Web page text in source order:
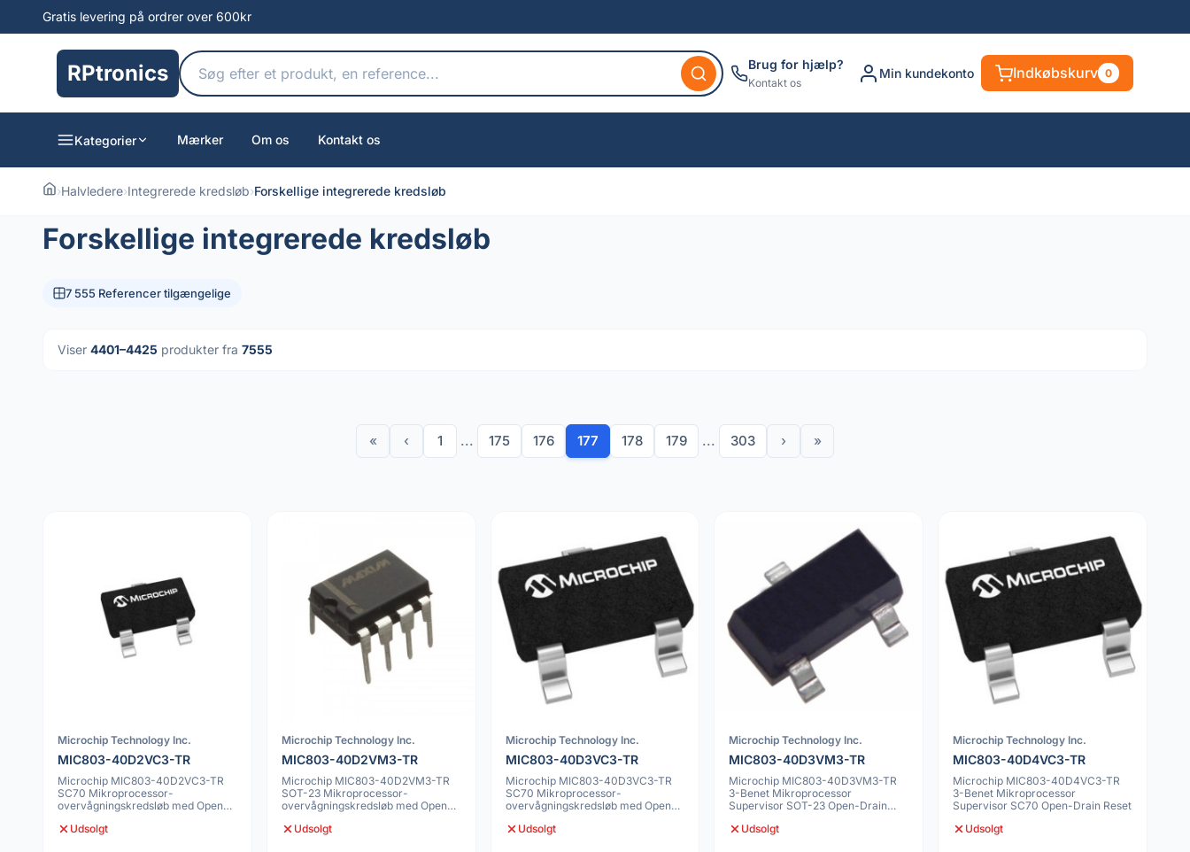
Gratis levering på ordrer over 600kr
RPtronics Brug for hjælp?
Kontakt os
Min kundekonto Indkøbskurv 0
Kategorier Mærker Om os Kontakt os
›Halvledere›Integrerede kredsløb›Forskellige integrerede kredsløb
Forskellige integrerede kredsløb
7 555 Referencer tilgængelige
Viser 4401–4425 produkter fra 7555
« ‹ 1 ... 175 176 177 178 179 ... 303 › »
Microchip Technology Inc.
MIC803-40D2VC3-TR
Microchip MIC803-40D2VC3-TR
SC70 Mikroprocessor-
overvågningskredsløb med Open-
Udsolgt
Microchip Technology Inc.
MIC803-40D2VM3-TR
Microchip MIC803-40D2VM3-TR
SOT-23 Mikroprocessor-
overvågningskredsløb med Open-
Udsolgt
Microchip Technology Inc.
MIC803-40D3VC3-TR
Microchip MIC803-40D3VC3-TR
SC70 Mikroprocessor-
overvågningskredsløb med Open-
Udsolgt
Microchip Technology Inc.
MIC803-40D3VM3-TR
Microchip MIC803-40D3VM3-TR
3-Benet Mikroprocessor
Supervisor SOT-23 Open-Drain
Udsolgt
Microchip Technology Inc.
MIC803-40D4VC3-TR
Microchip MIC803-40D4VC3-TR
3-Benet Mikroprocessor
Supervisor SC70 Open-Drain Reset
Udsolgt